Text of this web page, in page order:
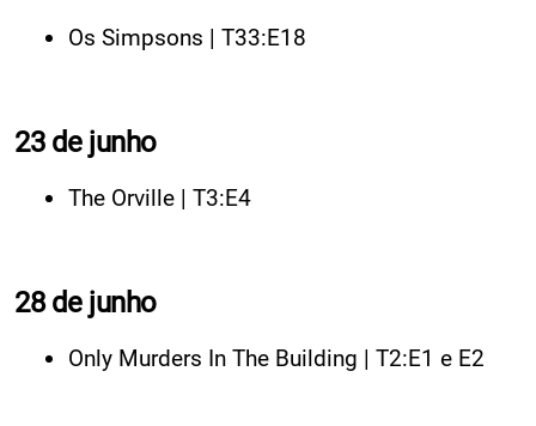
Os Simpsons | T33:E18
23 de junho
The Orville | T3:E4
28 de junho
Only Murders In The Building | T2:E1 e E2